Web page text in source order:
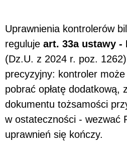
Uprawnienia kontrolerów
reguluje art. 33a ustawy -
(Dz.U. z 2024 r. poz.
precyzyjny: kontroler
pobrać opłatę dodatkową,
dokumentu tożsamości
w ostateczności - wezwać
uprawnień się kończy.